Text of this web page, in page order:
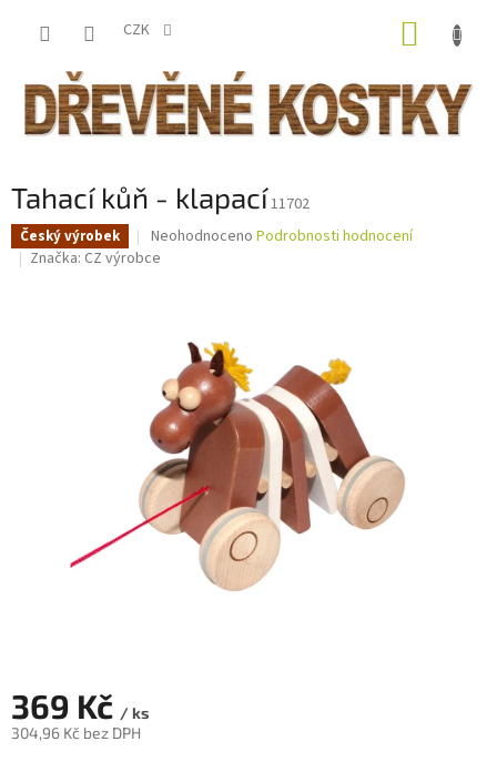
CZK
Tahací kůň - klapací11702
Český výrobek
Průměrné
hodnocení
hvězdiček.
Neohodnoceno Podrobnosti hodnocení
Značka: CZ výrobce
369 Kč / ks
304,96 Kč bez DPH